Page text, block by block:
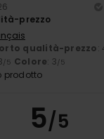
prezzo
qualità-prezzo:
/5 Colore: 3/5
prodotto
5/5